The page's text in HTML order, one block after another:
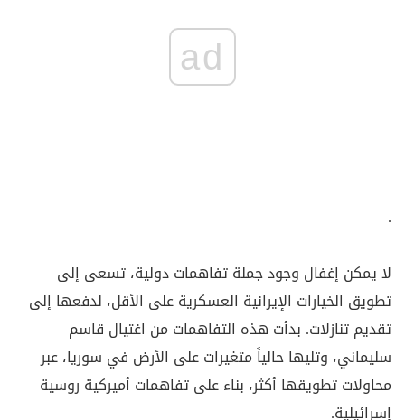
ad
.
لا يمكن إغفال وجود جملة تفاهمات دولية، تسعى إلى
تطويق الخيارات الإيرانية العسكرية على الأقل، لدفعها إلى
تقديم تنازلات. بدأت هذه التفاهمات من اغتيال قاسم
سليماني، وتليها حالياً متغيرات على الأرض في سوريا، عبر
محاولات تطويقها أكثر، بناء على تفاهمات أميركية روسية
إسرائيلية.